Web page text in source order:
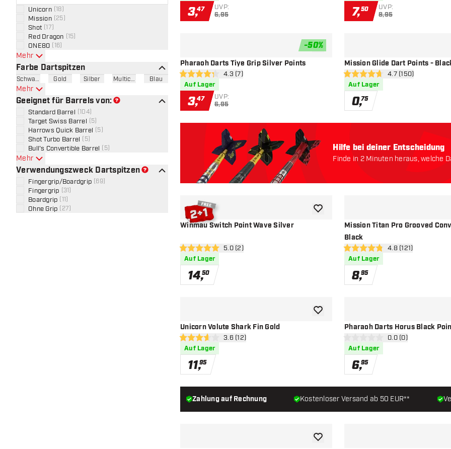
Unicorn 18
Mission 25
Shot 17
Red Dragon 15
ONE80 16
Mehr
Farbe Dartspitzen
Schwarz Gold Silber Multicolor Blau
Mehr
Geeignet für Barrels von:
Standard Barrel 104)
Target Swiss Barrel 5
Harrows Quick Barrel 5
Shot Turbo Barrel 5)
Bull's Convertible Barrel 5)
Mehr
Verwendungszweck Dartspitzen
Fingergrip/Boardgrip 69)
Fingergrip 31
Boardgrip 11
Ohne Grip 27
3,47 UVP:
6,95 7,50 UVP:
8,95
-50%
Pharaoh Darts Tiye Grip Silver Points
Bewertungsbereich öffnen
4.3 Bewertungssterne
4.3 (7)
Auf Lager
3,47 UVP:
6,95
Zur Wunschliste hinzufügen
Mission Glide Dart Points -
Bewertungsbereich
4.7 Bewertungssterne
4.7 (150)
Auf Lager
0,75
Winmau Switch Point Wave Silver
Bewertungsbereich öffnen
5 Bewertungssterne
5.0 (2)
Auf Lager
14,50
Zur Wunschliste hinzufügen
Mission Titan Pro Grooved
Black
Bewertungsbereich
4.8 Bewertungssterne
4.8 (121)
Auf Lager
8,95
Unicorn Volute Shark Fin Gold
Bewertungsbereich öffnen
3.6 Bewertungssterne
3.6 (12)
Auf Lager
11,95
Zur Wunschliste hinzufügen
Pharaoh Darts Horus Black
Bewertungsbereich
0 Bewertungssterne
0.0 (0)
Auf Lager
6,95
Zur Wunschliste hinzufügen
Hilfe bei deiner Entscheidung
Finde in 2 Minuten heraus, welche
Zahlung auf Rechnung Kostenloser Versand ab 50 EUR**